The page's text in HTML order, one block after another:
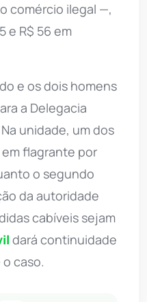
comércio ilegal —,
e R$ 56 em
e os dois homens
a Delegacia
unidade, um dos
flagrante por
o segundo
da autoridade
cabíveis sejam
dará continuidade
caso.